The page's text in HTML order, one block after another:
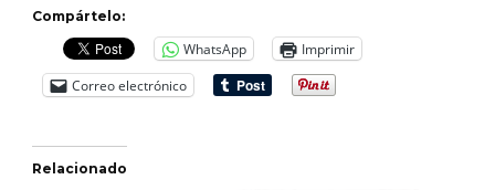
Compártelo:
WhatsApp
Imprimir
Correo electrónico
Relacionado